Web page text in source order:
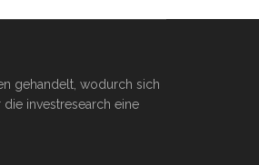
gehandelt, wodurch sich
investresearch eine